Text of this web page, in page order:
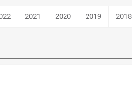
2021 2020 2019 2018